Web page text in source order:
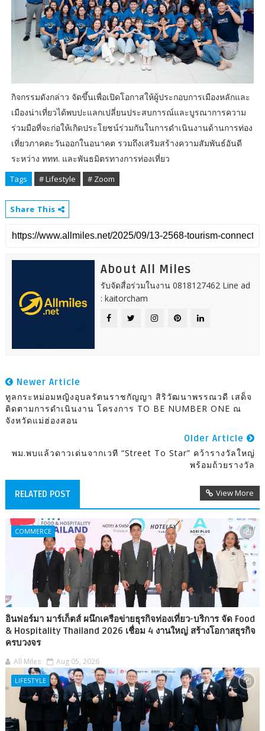
กิจกรรมดังกล่าว จัดขึ้นเพื่อเปิดโอกาสให้ผู้ประกอบการเมืองหลักและ
เมืองน่าเที่ยวได้พบปะแลกเปลี่ยนประสบการณ์และบูรณาการความ
ร่วมมือที่จะก่อให้เกิดประโยชน์ร่วมกันในการดำเนินงานด้านการท่อง
เที่ยวภาคตะวันออกในอนาคต รวมถึงเสริมสร้างความสัมพันธ์อันดี
ระหว่าง ททท. และพันธมิตรทางการท่องเที่ยว
Tags # Lifestyle # Zoom
Share This
About All Miles
รับจัดสื่อร่วมในงาน 0818127462 Line ad
: kaitorcham
Newer Article
ทูลกระหม่อมหญิงอุบลรัตนราชกัญญา สิริวัฒนาพรรณวดี เสด็จ
ติดตามการดำเนินงาน โครงการ TO BE NUMBER ONE ณ
จังหวัดแม่ฮ่องสอน
Older Article
พม.พบแล้วดาวเด่นจากเวที “Street To Star” คว้ารางวัลใหญ่
พร้อมถ้วยรางวัล
RELATED POST View More
COMMERCE
อินฟอร์มา มาร์เก็ตส์ ผนึกเครือข่ายธุรกิจท่องเที่ยว-บริการ จัด Food
& Hospitality Thailand 2026 เชื่อม 4 งานใหญ่ สร้างโอกาสธุรกิจ
ครบวงจร
All Miles Aug 05, 2026
LIFESTYLE